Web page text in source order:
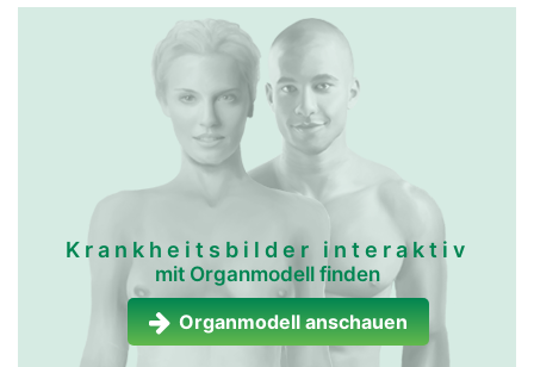
Krankheitsbilder interaktiv
mit Organmodell finden
Organmodell anschauen